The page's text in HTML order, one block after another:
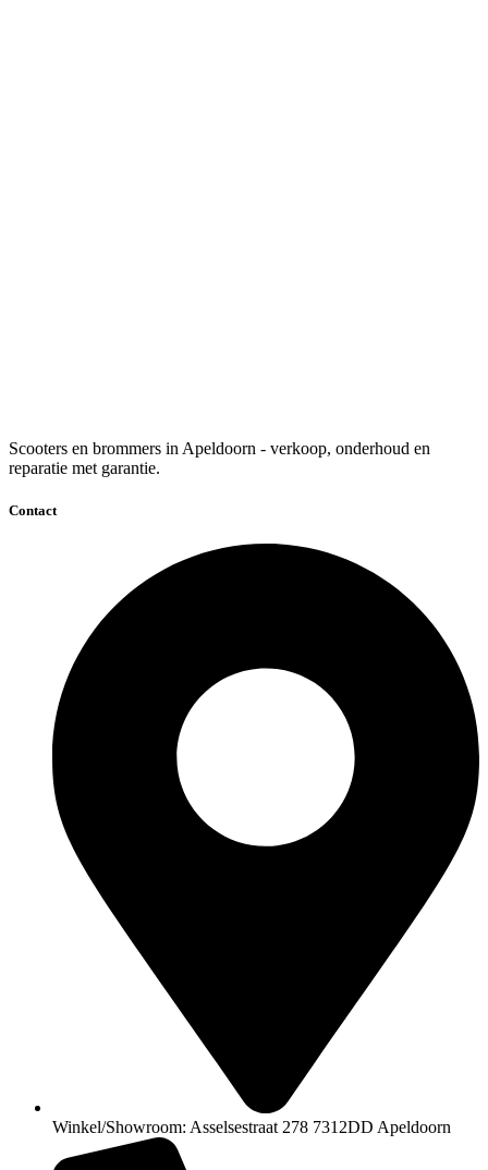
Scooters en brommers in Apeldoorn - verkoop, onderhoud en
reparatie met garantie.
Contact
Winkel/Showroom: Asselsestraat 278 7312DD Apeldoorn